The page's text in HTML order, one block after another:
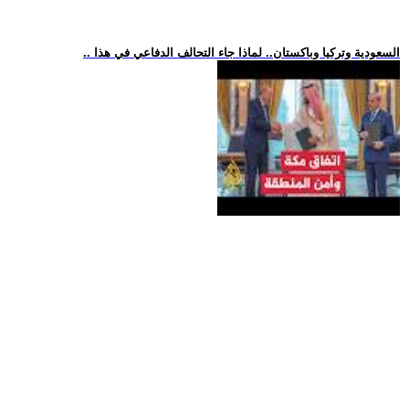
.. السعودية وتركيا وباكستان.. لماذا جاء التحالف الدفاعي في هذا